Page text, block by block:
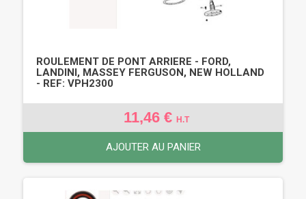
ROULEMENT DE PONT ARRIERE - FORD,
LANDINI, MASSEY FERGUSON, NEW HOLLAND
- REF: VPH2300
11,46 € H.T
AJOUTER AU PANIER